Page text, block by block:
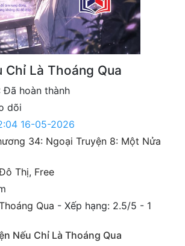
Chỉ Là Thoáng Qua
Đã hoàn thành
dõi
16-05-2026
34: Ngoại Truyện 8: Một Nửa
Thị, Free
Qua - Xếp hạng: 2.5/5 - 1
Nếu Chỉ Là Thoáng Qua